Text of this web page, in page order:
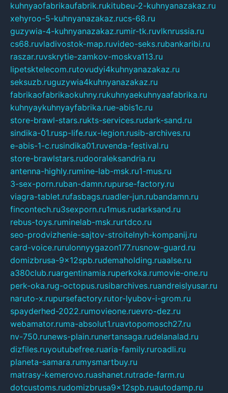
kuhnyaofabrikaufabrik.rukitubeu-2-kuhnyanazakaz.ru
xehyroo-5-kuhnyanazakaz.rucs-68.ru
guzywia-4-kuhnyanazakaz.rumir-tk.ruvlknrussia.ru
cs68.ruvladivostok-map.ruvideo-seks.rubankaribi.ru
raszar.ruvskrytie-zamkov-moskva113.ru
lipetsktelecom.rutovudyi4kuhnyanazakaz.ru
seksuzb.ruguzywia4kuhnyanazakaz.ru
fabrikaofabrikaokuhny.rukuhnyaekuhnyaafabrika.ru
kuhnyaykuhnyayfabrika.rue-abis1c.ru
store-brawl-stars.rukts-services.rudark-sand.ru
sindika-01.rusp-life.rux-legion.rusib-archives.ru
e-abis-1-c.rusindika01.ruvenda-festival.ru
store-brawlstars.rudooraleksandria.ru
antenna-highly.rumine-lab-msk.ru1-mus.ru
3-sex-porn.ruban-damn.rupurse-factory.ru
viagra-tablet.rufasbags.ruadler-jun.rubandamn.ru
fincontech.ru3sexporn.ru1mus.rudarksand.ru
rebus-toys.ruminelab-msk.rurtdco.ru
seo-prodvizhenie-sajtov-stroitelnyh-kompanij.ru
card-voice.rurulonnyygazon177.rusnow-guard.ru
domizbrusa-9x12spb.rudemaholding.ruaalse.ru
a380club.ruargentinamia.ruperkoka.rumovie-one.ru
perk-oka.rug-octopus.rusibarchives.ruandreislyusar.ru
naruto-x.rupursefactory.rutor-lyubov-i-grom.ru
spayderhed-2022.rumovieone.ruevro-dez.ru
webamator.ruma-absolut1.ruavtopomosch27.ru
nv-750.runews-plain.runertansaga.rudelanalad.ru
dizfiles.ruyoutubefree.ruaria-family.ruroadli.ru
planeta-samara.rumysmartbuy.ru
matrasy-kemerovo.ruashanet.rutrade-farm.ru
dotcustoms.rudomizbrusa9x12spb.ruautodamp.ru